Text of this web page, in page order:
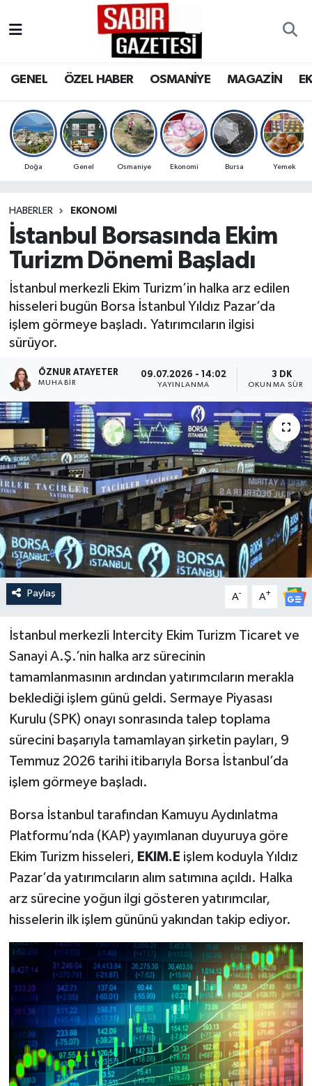
GENEL ÖZEL HABER OSMANİYE MAGAZİN
Doğa Genel Osmaniye Ekonomi Bursa Yemek
HABERLER EKONOMI
İstanbul Borsasında Ekim
Turizm Dönemi Başladı
İstanbul merkezli Ekim Turizm’in halka arz edilen
hisseleri bugün Borsa İstanbul Yıldız Pazar’da
işlem görmeye başladı. Yatırımcıların ilgisi
sürüyor.
ÖZNUR ATAYETER
MUHABIR
09.07.2026 - 14:02
YAYINLANMA
3 DK
OKUNMA
Paylaş A- A+
İstanbul merkezli Intercity Ekim Turizm Ticaret ve
Sanayi A.Ş.’nin halka arz sürecinin
tamamlanmasının ardından yatırımcıların merakla
beklediği işlem günü geldi. Sermaye Piyasası
Kurulu (SPK) onayı sonrasında talep toplama
sürecini başarıyla tamamlayan şirketin payları, 9
Temmuz 2026 tarihi itibarıyla Borsa İstanbul’da
işlem görmeye başladı.
Borsa İstanbul tarafından Kamuyu Aydınlatma
Platformu’nda (KAP) yayımlanan duyuruya göre
Ekim Turizm hisseleri, EKIM.E işlem koduyla Yıldız
Pazar’da yatırımcıların alım satımına açıldı. Halka
arz sürecine yoğun ilgi gösteren yatırımcılar,
hisselerin ilk işlem gününü yakından takip ediyor.
OSMANİYE
MAGAZİN
SPOR
RESMİ İLANLAR
Osmaniye Nöbetçi Eczaneler
Osmaniye Trafik Yoğunluk Haritası
Süper Lig Puan Durumu ve Fikstür
Son Dakika Haberleri
Haber Arşivi